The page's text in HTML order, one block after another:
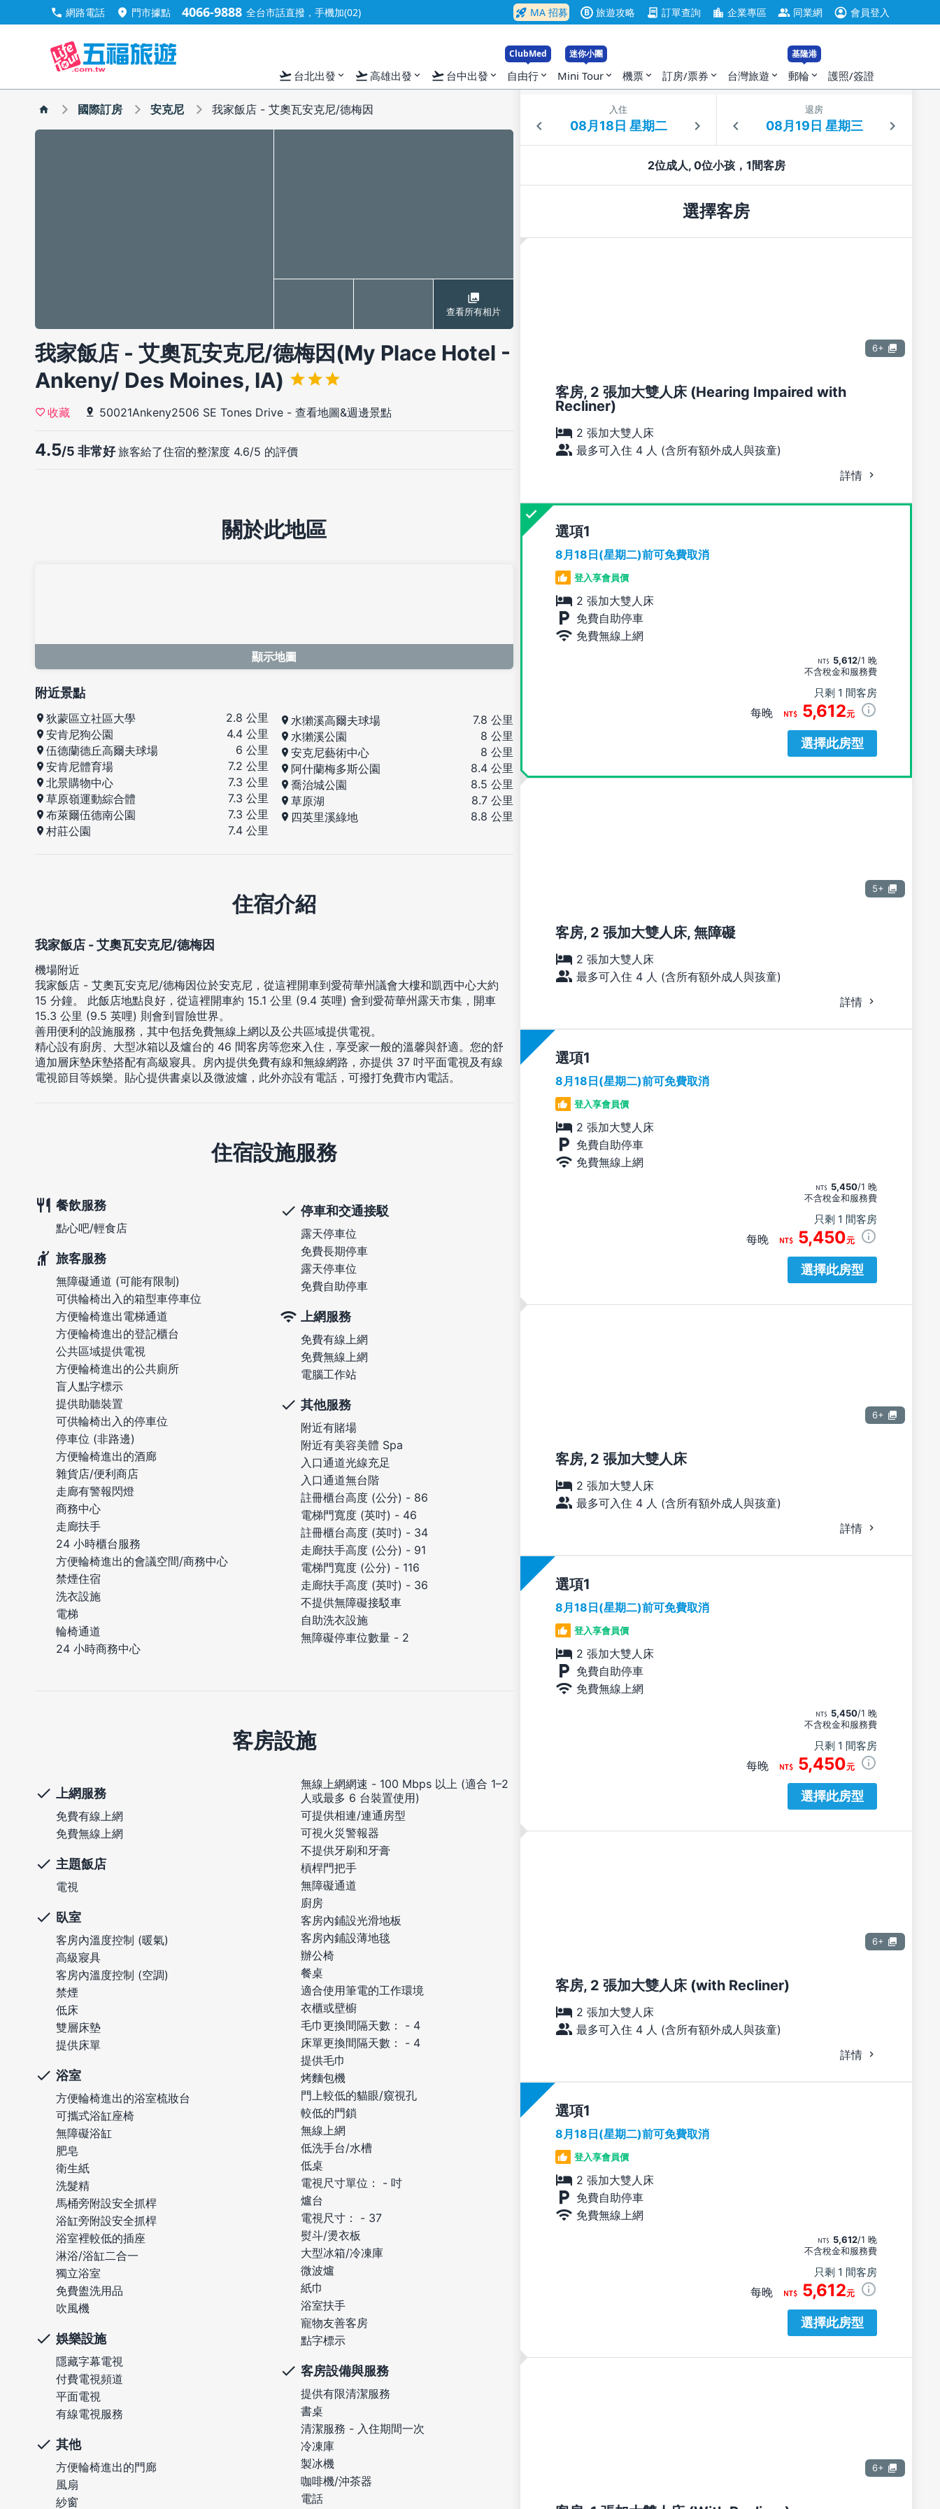
call 網路電話 location_on 門市據點 4066-9888 全台市話直撥，手機加(02) rocket_launch MA 招募 B 旅遊攻略 contract 訂單查詢 location_city 企業專區 group 同業網 account_circle 會員登入
flight_takeoff 台北出發 expand_more flight_takeoff高雄出發 expand_more flight_takeoff 台中出發 expand_more
ClubMed
自由行 expand_more
迷你小團
Mini Tour expand_more 機票 expand_more 訂房/票券 expand_more 台灣旅遊 expand_more
基隆港
郵輪 expand_more 護照/簽證
國際訂房 安克尼 我家飯店 - 艾奧瓦安克尼/德梅因
查看所有相片
我家飯店 - 艾奧瓦安克尼/德梅因(My Place Hotel -
Ankeny/ Des Moines, IA)
收藏 50021Ankeny2506 SE Tones Drive - 查看地圖&週邊景點
4.5/5 非常好旅客給了住宿的整潔度 4.6/5 的評價
入住 退房
2位成人, 0位小孩，1間客房
選擇客房
6+
客房, 2 張加大雙人床 (Hearing Impaired with
Recliner)
2 張加大雙人床
最多可入住 4 人 (含所有額外成人與孩童)
詳情
選項
8月18日(星期二)前可免費取消
登入享會員價
2 張加大雙人床
免費自助停車
免費無線上網
5,612/1 晚
不含稅金和服務費
只剩 1 間客房
每晚 5,612元
選擇此房型
5+
客房, 2 張加大雙人床, 無障礙
2 張加大雙人床
最多可入住 4 人 (含所有額外成人與孩童)
詳情
選項
8月18日(星期二)前可免費取消
登入享會員價
2 張加大雙人床
免費自助停車
免費無線上網
5,450/1 晚
不含稅金和服務費
只剩 1 間客房
每晚 5,450元
選擇此房型
6+
客房, 2 張加大雙人床
2 張加大雙人床
最多可入住 4 人 (含所有額外成人與孩童)
詳情
選項
8月18日(星期二)前可免費取消
登入享會員價
2 張加大雙人床
免費自助停車
免費無線上網
5,450/1 晚
不含稅金和服務費
只剩 1 間客房
每晚 5,450元
選擇此房型
6+
客房, 2 張加大雙人床 (with Recliner)
2 張加大雙人床
最多可入住 4 人 (含所有額外成人與孩童)
詳情
選項
8月18日(星期二)前可免費取消
登入享會員價
2 張加大雙人床
免費自助停車
免費無線上網
5,612/1 晚
不含稅金和服務費
只剩 1 間客房
每晚 5,612元
選擇此房型
6+
關於此地區
顯示地圖
附近景點
狄蒙區立社區大學
2.8 公里
安肯尼狗公園
4.4 公里
伍德蘭德丘高爾夫球場
6 公里
安肯尼體育場
7.2 公里
北景購物中心
7.3 公里
草原嶺運動綜合體
7.3 公里
布萊爾伍德南公園
7.3 公里
村莊公園
7.4 公里
水獺溪高爾夫球場
7.8 公里
水獺溪公園
8 公里
安克尼藝術中心
8 公里
阿什蘭梅多斯公園
8.4 公里
喬治城公園
8.5 公里
草原湖
8.7 公里
四英里溪綠地
8.8 公里
住宿介紹
我家飯店 - 艾奧瓦安克尼/德梅因
機場附近
我家飯店 - 艾奧瓦安克尼/德梅因位於安克尼，從這裡開車到愛荷華州議會大樓和凱西中心大約
15 分鐘。 此飯店地點良好，從這裡開車約 15.1 公里 (9.4 英哩) 會到愛荷華州露天市集，開車
15.3 公里 (9.5 英哩) 則會到冒險世界。
善用便利的設施服務，其中包括免費無線上網以及公共區域提供電視。
精心設有廚房、大型冰箱以及爐台的 46 間客房等您來入住，享受家一般的溫馨與舒適。您的舒
適加層床墊床墊搭配有高級寢具。房內提供免費有線和無線網路，亦提供 37 吋平面電視及有線
電視節目等娛樂。貼心提供書桌以及微波爐，此外亦設有電話，可撥打免費市內電話。
住宿設施服務
餐飲服務
點心吧/輕食店
旅客服務
無障礙通道 (可能有限制)
可供輪椅出入的箱型車停車位
方便輪椅進出電梯通道
方便輪椅進出的登記櫃台
公共區域提供電視
方便輪椅進出的公共廁所
盲人點字標示
提供助聽裝置
可供輪椅出入的停車位
停車位 (非路邊)
方便輪椅進出的酒廊
雜貨店/便利商店
走廊有警報閃燈
商務中心
走廊扶手
24 小時櫃台服務
方便輪椅進出的會議空間/商務中心
禁煙住宿
洗衣設施
電梯
輪椅通道
24 小時商務中心
停車和交通接駁
露天停車位
免費長期停車
露天停車位
免費自助停車
上網服務
免費有線上網
免費無線上網
電腦工作站
其他服務
附近有賭場
附近有美容美體 Spa
入口通道光線充足
入口通道無台階
註冊櫃台高度 (公分) - 86
電梯門寬度 (英吋) - 46
註冊櫃台高度 (英吋) - 34
走廊扶手高度 (公分) - 91
電梯門寬度 (公分) - 116
走廊扶手高度 (英吋) - 36
不提供無障礙接駁車
自助洗衣設施
無障礙停車位數量 - 2
客房設施
上網服務
免費有線上網
免費無線上網
主題飯店
電視
臥室
客房內溫度控制 (暖氣)
高級寢具
客房內溫度控制 (空調)
禁煙
低床
雙層床墊
提供床單
浴室
方便輪椅進出的浴室梳妝台
可攜式浴缸座椅
無障礙浴缸
肥皂
衛生紙
洗髮精
馬桶旁附設安全抓桿
浴缸旁附設安全抓桿
浴室裡較低的插座
淋浴/浴缸二合一
獨立浴室
免費盥洗用品
吹風機
娛樂設施
隱藏字幕電視
付費電視頻道
平面電視
有線電視服務
其他
方便輪椅進出的門廊
風扇
紗窗
無線上網網速 - 100 Mbps 以上 (適合 1–2
人或最多 6 台裝置使用)
可提供相連/連通房型
可視火災警報器
不提供牙刷和牙膏
槓桿門把手
無障礙通道
廚房
客房內鋪設光滑地板
客房內鋪設薄地毯
辦公椅
餐桌
適合使用筆電的工作環境
衣櫃或壁櫥
毛巾更換間隔天數： - 4
床單更換間隔天數： - 4
提供毛巾
烤麵包機
門上較低的貓眼/窺視孔
較低的門鎖
無線上網
低洗手台/水槽
低桌
電視尺寸單位： - 吋
爐台
電視尺寸： - 37
熨斗/燙衣板
大型冰箱/冷凍庫
微波爐
紙巾
浴室扶手
寵物友善客房
點字標示
客房設備與服務
提供有限清潔服務
書桌
清潔服務 - 入住期間一次
冷凍庫
製冰機
咖啡機/沖茶器
電話